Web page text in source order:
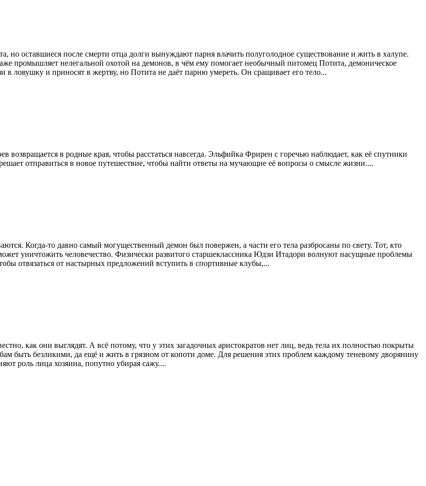
но оставшиеся после смерти отца долги вынуждают парня влачить полуголодное существование и жить в халупе.
промышляет нелегальной охотой на демонов, в чём ему помогает необычный питомец Потита, демоническое
ловушку и приносят в жертву, но Потита не даёт парню умереть. Он сращивает его тело...
возвращается в родные края, чтобы расстаться навсегда. Эльфийка Фрирен с горечью наблюдает, как её спутники
отправиться в новое путешествие, чтобы найти ответы на мучающие её вопросы о смысле жизни....
Когда-то давно самый могущественный демон был повержен, а части его тела разбросаны по свету. Тот, кто
уничтожить человечество. Физически развитого старшеклассника Юдзи Итадори волнуют насущные проблемы
отвязаться от настырных предложений вступить в спортивные клубы,...
как они выглядят. А всё потому, что у этих загадочных аристократов нет лиц, ведь тела их полностью покрыты
быть безликими, да ещё и жить в грязном от копоти доме. Для решения этих проблем каждому теневому дворянину
роль лица хозяина, попутно убирая сажу....